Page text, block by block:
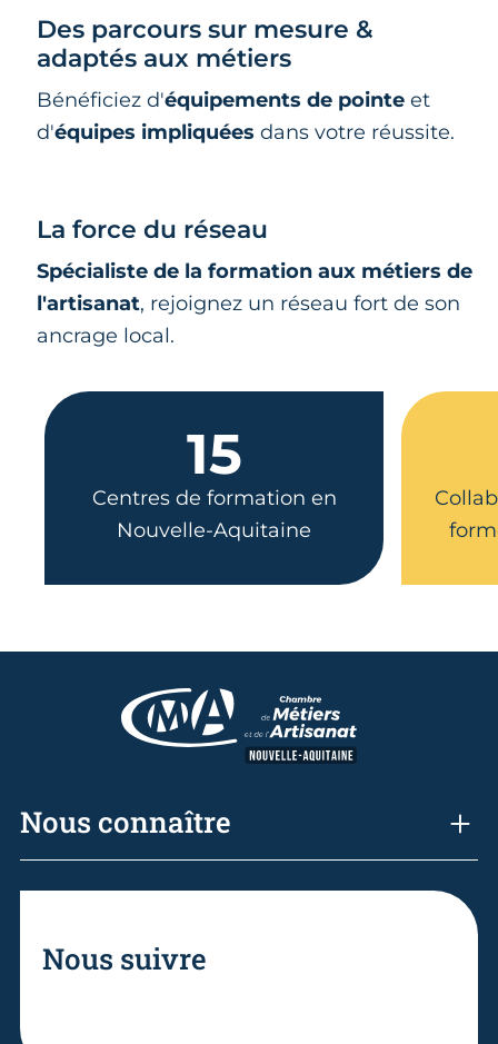
Des parcours sur mesure &
adaptés aux métiers
Bénéficiez d'équipements de pointe et
d'équipes impliquées dans votre réussite.
La force du réseau
Spécialiste de la formation aux métiers de
l'artisanat, rejoignez un réseau fort de son
ancrage local.
15
Centres de formation en
Nouvelle-Aquitaine
Nous connaître
Nous suivre